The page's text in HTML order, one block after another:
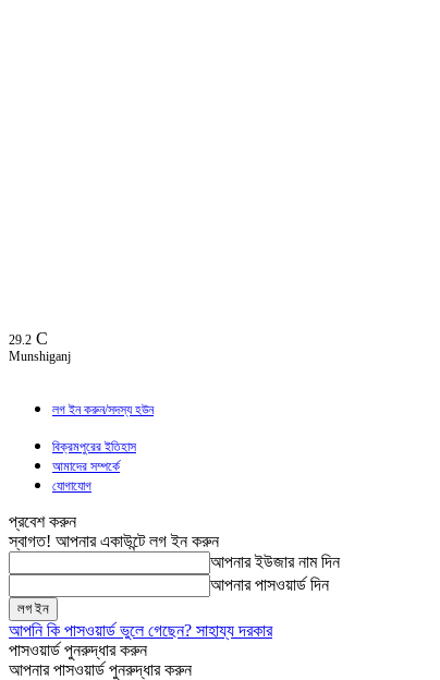
29.2 C
Munshiganj
লগ ইন করুন/সদস্য হউন
বিক্রমপুরের ইতিহাস
আমাদের সম্পর্কে
যোগাযোগ
প্রবেশ করুন
স্বাগত! আপনার একাউন্টে লগ ইন করুন
আপনার ইউজার নাম দিন
আপনার পাসওয়ার্ড দিন
আপনি কি পাসওয়ার্ড ভুলে গেছেন? সাহায্য দরকার
পাসওয়ার্ড পুনরুদ্ধার করুন
আপনার পাসওয়ার্ড পুনরুদ্ধার করুন